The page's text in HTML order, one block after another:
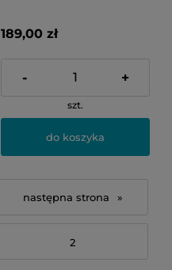
189,00 zł
- +
szt.
do koszyka
2
»